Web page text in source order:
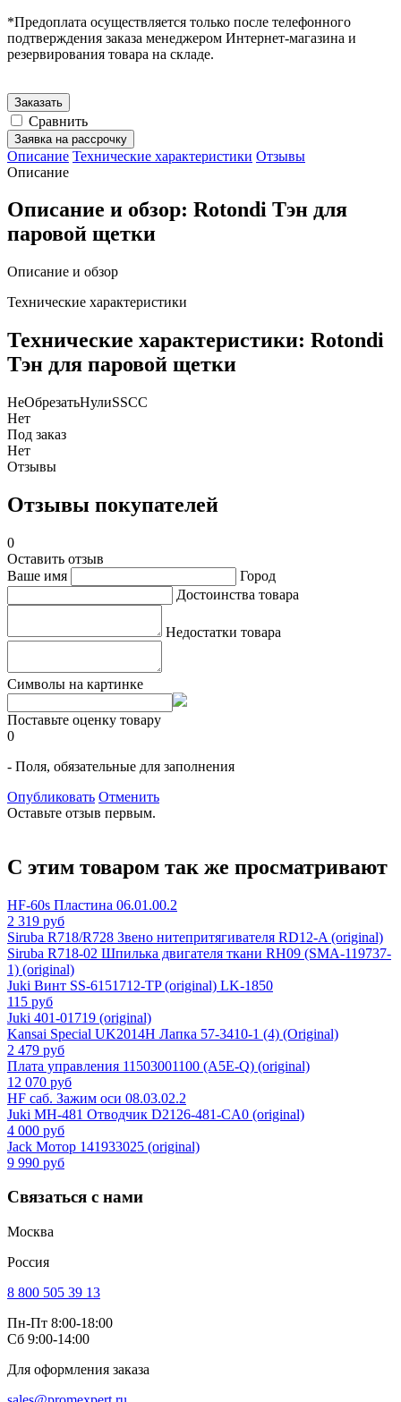
*Предоплата осуществляется только после телефонного
подтверждения заказа менеджером Интернет-магазина и
резервирования товара на складе.
Заказать
Сравнить
Заявка на рассрочку
Описание Технические характеристики Отзывы
Описание
Описание и обзор: Rotondi Тэн для
паровой щетки
Описание и обзор
Технические характеристики
Технические характеристики: Rotondi
Тэн для паровой щетки
НеОбрезатьНулиSSCC
Нет
Под заказ
Нет
Отзывы
Отзывы покупателей
0
Оставить отзыв
Ваше имя
Город
Достоинства товара
Недостатки товара
Символы на картинке
Поставьте оценку товару
0
- Поля, обязательные для заполнения
Опубликовать Отменить
Оставьте отзыв первым.
С этим товаром так же просматривают
HF-60s Пластина 06.01.00.2
2 319 руб
Siruba R718/R728 Звено нитепритягивателя RD12-A (original)
Siruba R718-02 Шпилька двигателя ткани RH09 (SMA-119737-
1) (original)
Juki Винт SS-6151712-TP (original) LK-1850
115 руб
Juki 401-01719 (original)
Kansai Special UK2014H Лапка 57-3410-1 (4) (Original)
2 479 руб
Плата управления 11503001100 (A5E-Q) (original)
12 070 руб
HF саб. Зажим оси 08.03.02.2
Juki MH-481 Отводчик D2126-481-CA0 (original)
4 000 руб
Jack Мотор 141933025 (original)
9 990 руб
Связаться с нами
Москва
Россия
8 800 505 39 13
Пн-Пт 8:00-18:00
Сб 9:00-14:00
Для оформления заказа